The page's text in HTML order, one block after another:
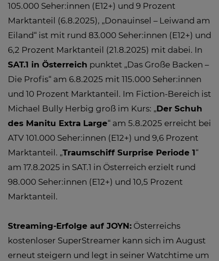
105.000 Seher:innen (E12+) und 9 Prozent
Marktanteil (6.8.2025), „Donauinsel – Leiwand am
Eiland“ ist mit rund 83.000 Seher:innen (E12+) und
6,2 Prozent Marktanteil (21.8.2025) mit dabei. In
SAT.1 in Österreich punktet „Das Große Backen –
Die Profis“ am 6.8.2025 mit 115.000 Seher:innen
und 10 Prozent Marktanteil. Im Fiction-Bereich ist
Michael Bully Herbig groß im Kurs: „Der Schuh
des Manitu Extra Large“ am 5.8.2025 erreicht bei
ATV 101.000 Seher:innen (E12+) und 9,6 Prozent
Marktanteil. „Traumschiff Surprise Periode 1“
am 17.8.2025 in SAT.1 in Österreich erzielt rund
98.000 Seher:innen (E12+) und 10,5 Prozent
Marktanteil.
Streaming-Erfolge auf JOYN: Österreichs
kostenloser SuperStreamer kann sich im August
erneut steigern und legt in seiner Watchtime um